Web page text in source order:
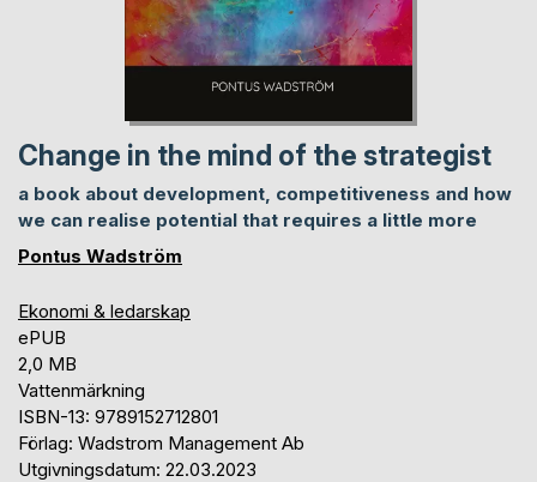
Change in the mind of the strategist
a book about development, competitiveness and how
we can realise potential that requires a little more
Pontus Wadström
Ekonomi & ledarskap
ePUB
2,0 MB
Vattenmärkning
ISBN-13: 9789152712801
Förlag: Wadstrom Management Ab
Utgivningsdatum: 22.03.2023